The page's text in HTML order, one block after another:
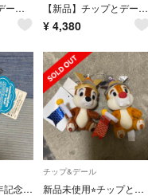
✨美品✨チップ&デールパーカー中古品 【新品】チップとデール ⭐️ クリスマス 2020 ぬいぐるみ
¥ 4,380
ディズニー34周年記念❣️ガジェットぬいぐるみバッジ
チップ&デール
新品未使用⭐︎チップとデールぬいぐるみバッジ 鯉のぼり